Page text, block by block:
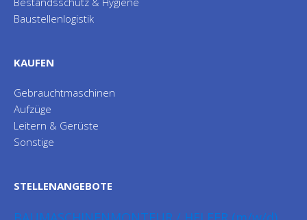
Baustellenlogistik
KAUFEN
Gebrauchtmaschinen
Aufzüge
Leitern & Gerüste
Sonstige
STELLENANGEBOTE